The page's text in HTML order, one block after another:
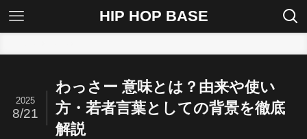
HIP HOP BASE
わっさー 意味とは？由来や使い
方・若者言葉としての背景を徹底
解説
2025
8/21